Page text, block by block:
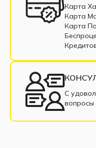
Диваны с
Диваны в рассрочку
Прямые диваны
Диваны из рогожки
Современные
Диваны с нишей для
Карта
Карта
Карта
С
вопросы